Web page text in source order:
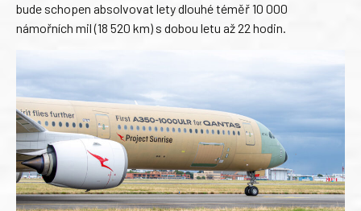
bude schopen absolvovat lety dlouhé téměř 10 000
námořních mil (18 520 km) s dobou letu až 22 hodin.